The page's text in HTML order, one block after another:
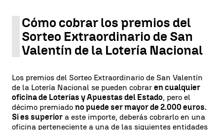
Cómo cobrar los premios del
Sorteo Extraordinario de San
Valentín de la Lotería Nacional
Los premios del Sorteo Extraordinario de San Valentín
de la Lotería Nacional se pueden cobrar en cualquier
oficina de Loterías y Apuestas del Estado, pero el
décimo premiado no puede ser mayor de 2.000 euros.
Si es superior a este importe, deberás cobrarlo en una
oficina perteneciente a una de las siguientes entidades